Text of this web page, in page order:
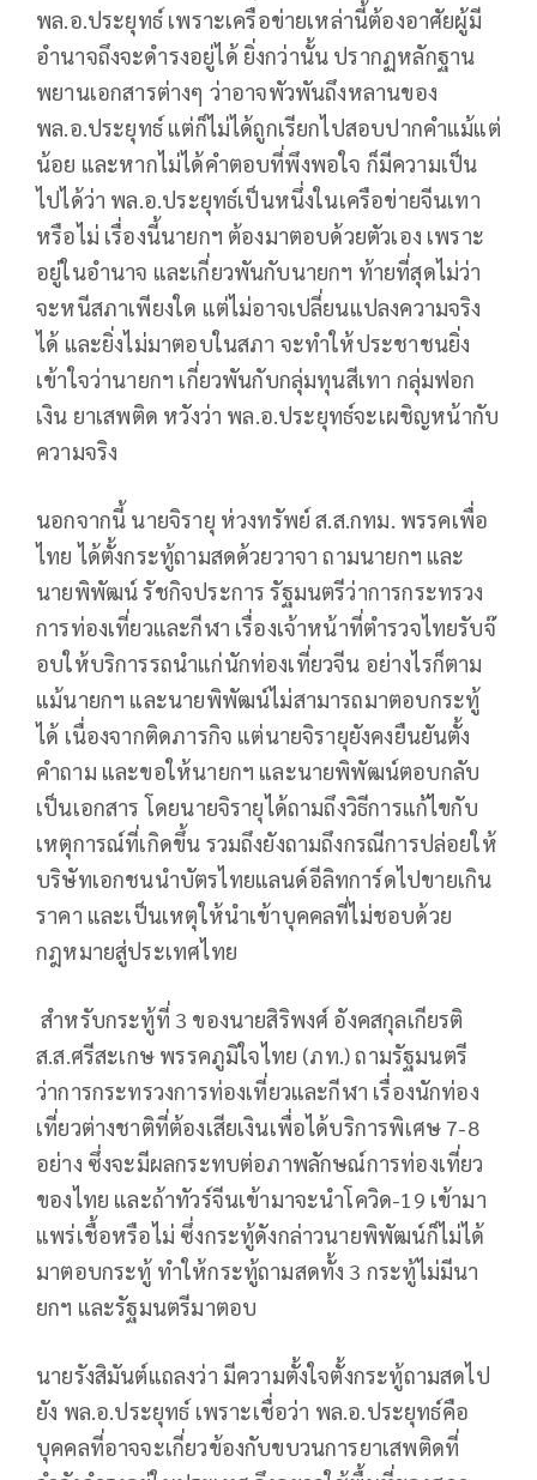
พล.อ.ประยุทธ์ เพราะเครือข่ายเหล่านี้ต้องอาศัยผู้มี
อำนาจถึงจะดำรงอยู่ได้ ยิ่งกว่านั้น ปรากฏหลักฐาน
พยานเอกสารต่างๆ ว่าอาจพัวพันถึงหลานของ
พล.อ.ประยุทธ์ แต่ก็ไม่ได้ถูกเรียกไปสอบปากคำแม้แต่
น้อย และหากไม่ได้คำตอบที่พึงพอใจ ก็มีความเป็น
ไปได้ว่า พล.อ.ประยุทธ์เป็นหนึ่งในเครือข่ายจีนเทา
หรือไม่ เรื่องนี้นายกฯ ต้องมาตอบด้วยตัวเอง เพราะ
อยู่ในอำนาจ และเกี่ยวพันกับนายกฯ ท้ายที่สุดไม่ว่า
จะหนีสภาเพียงใด แต่ไม่อาจเปลี่ยนแปลงความจริง
ได้ และยิ่งไม่มาตอบในสภา จะทำให้ประชาชนยิ่ง
เข้าใจว่านายกฯ เกี่ยวพันกับกลุ่มทุนสีเทา กลุ่มฟอก
เงิน ยาเสพติด หวังว่า พล.อ.ประยุทธ์จะเผชิญหน้ากับ
ความจริง
นอกจากนี้ นายจิรายุ ห่วงทรัพย์ ส.ส.กทม. พรรคเพื่อ
ไทย ได้ตั้งกระทู้ถามสดด้วยวาจา ถามนายกฯ และ
นายพิพัฒน์ รัชกิจประการ รัฐมนตรีว่าการกระทรวง
การท่องเที่ยวและกีฬา เรื่องเจ้าหน้าที่ตำรวจไทยรับจ๊
อบให้บริการรถนำแก่นักท่องเที่ยวจีน อย่างไรก็ตาม
แม้นายกฯ และนายพิพัฒน์ไม่สามารถมาตอบกระทู้
ได้ เนื่องจากติดภารกิจ แต่นายจิรายุยังคงยืนยันตั้ง
คำถาม และขอให้นายกฯ และนายพิพัฒน์ตอบกลับ
เป็นเอกสาร โดยนายจิรายุได้ถามถึงวิธีการแก้ไขกับ
เหตุการณ์ที่เกิดขึ้น รวมถึงยังถามถึงกรณีการปล่อยให้
บริษัทเอกชนนำบัตรไทยแลนด์อีลิทการ์ดไปขายเกิน
ราคา และเป็นเหตุให้นำเข้าบุคคลที่ไม่ชอบด้วย
กฎหมายสู่ประเทศไทย
สำหรับกระทู้ที่ 3 ของนายสิริพงศ์ อังคสกุลเกียรติ
ส.ส.ศรีสะเกษ พรรคภูมิใจไทย (ภท.) ถามรัฐมนตรี
ว่าการกระทรวงการท่องเที่ยวและกีฬา เรื่องนักท่อง
เที่ยวต่างชาติที่ต้องเสียเงินเพื่อได้บริการพิเศษ 7-8
อย่าง ซึ่งจะมีผลกระทบต่อภาพลักษณ์การท่องเที่ยว
ของไทย และถ้าทัวร์จีนเข้ามาจะนำโควิด-19 เข้ามา
แพร่เชื้อหรือไม่ ซึ่งกระทู้ดังกล่าวนายพิพัฒน์ก็ไม่ได้
มาตอบกระทู้ ทำให้กระทู้ถามสดทั้ง 3 กระทู้ไม่มีนา
ยกฯ และรัฐมนตรีมาตอบ
นายรังสิมันต์แถลงว่า มีความตั้งใจตั้งกระทู้ถามสดไป
ยัง พล.อ.ประยุทธ์ เพราะเชื่อว่า พล.อ.ประยุทธ์คือ
บุคคลที่อาจจะเกี่ยวข้องกับขบวนการยาเสพติดที่